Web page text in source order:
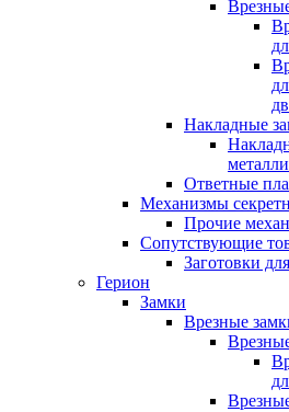
Накладные
Ответные
Механизмы
Прочие
Сопутствующие
Заготовки
Герион
Замки
Врезные